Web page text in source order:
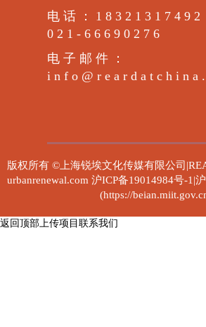
电话：
021-66690276
电子邮件：
版权所有 ©上海锐埃文化传媒有限公司
urbanrenewal.com 沪ICP备19014984号-1|
(https://
返回顶部上传项目 联系我们